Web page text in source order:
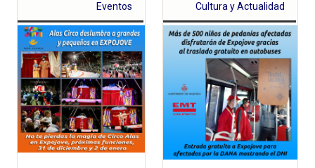
Eventos Cultura y Actualidad